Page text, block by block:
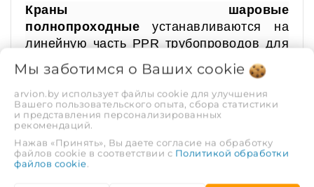
Краны шаровые
полнопроходные устанавливаются на
линейную часть PPR трубопроводов для
перекрытия проходящего потока воды.
Выпускаются диаметрами 20 мм, 25 мм,
32 мм, 40 мм, 50 мм и 63 мм. Цвет -
белый. Материал корпуса -
полипропилен. Закладные детали -
латунь. Краны шаровые полнопроходные
используются при максимальной
Мы заботимся о Ваших cookie
arvion.by использует файлы cookie для улучшения
Вашего пользовательского опыта, сбора статистики
и представления персонализированных
рекомендаций.
Нажав «Принять», Вы даете согласие на обработку
файлов cookie в соответствии с Политикой обработки
файлов cookie.